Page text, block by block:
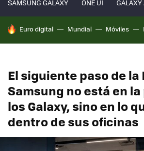
SAMSUNG GALAXY ONE UI GALAXY
HOY SE HABLA DE
Euro digital Mundial Móviles
El siguiente paso de la
Samsung no está en
los Galaxy, sino en lo
dentro de sus oficinas